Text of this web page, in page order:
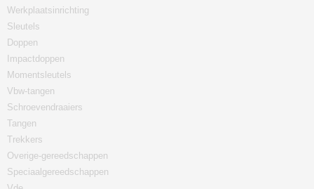
Werkplaatsinrichting
Sleutels
Doppen
Impactdoppen
Momentsleutels
Vbw-tangen
Schroevendraaiers
Tangen
Trekkers
Overige-gereedschappen
Speciaalgereedschappen